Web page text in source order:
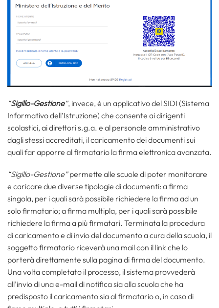
“Sigillo-Gestione”, invece, è un applicativo del SIDI (Sistema
Informativo dell’Istruzione) che consente ai dirigenti
scolastici, ai direttori s.g.a. e al personale amministrativo
dagli stessi accreditati, il caricamento dei documenti sui
quali far apporre al firmatario la firma elettronica avanzata.
“Sigillo-Gestione”permette alle scuole di poter monitorare
e caricare due diverse tipologie di documenti: a firma
singola, per i quali sarà possibile richiedere la firma ad un
solo firmatario; a firma multipla, per i quali sarà possibile
richiedere la firma a più firmatari. Terminata la procedura
di caricamento e di invio del documento a cura della scuola, il
soggetto firmatario riceverà una mail con il link che lo
porterà direttamente sulla pagina di firma del documento.
Una volta completato il processo, il sistema provvederà
all’invio di una e-mail di notifica sia alla scuola che ha
predisposto il caricamento sia al firmatario o, in caso di